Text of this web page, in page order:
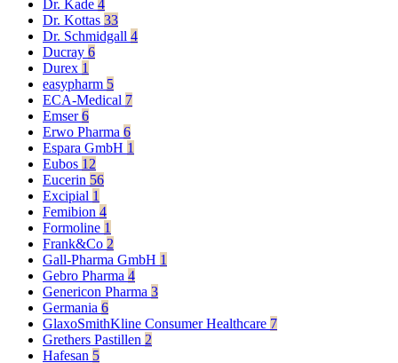
Dr. Kade 4
Dr. Kottas 33
Dr. Schmidgall 4
Ducray 6
Durex 1
easypharm 5
ECA-Medical 7
Emser6
Erwo Pharma 6
Espara GmbH 1
Eubos 12
Eucerin 56
Excipial 1
Femibion 4
Formoline 1
Frank&Co 2
Gall-Pharma GmbH 1
Gebro Pharma 4
Genericon Pharma 3
Germania 6
GlaxoSmithKline Consumer Healthcare 7
Grethers Pastillen 2
Hafesan 5